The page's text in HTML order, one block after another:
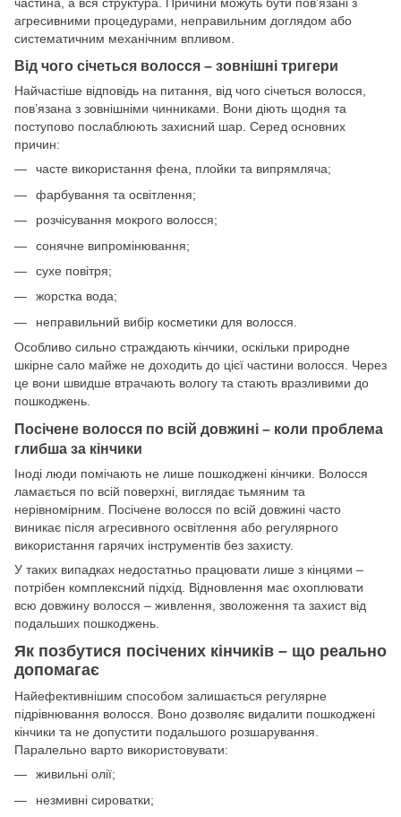
агресивними процедурами, неправильним доглядом або
систематичним механічним впливом.
Від чого січеться волосся – зовнішні тригери
Найчастіше відповідь на питання, від чого січеться волосся,
пов’язана з зовнішніми чинниками. Вони діють щодня та
поступово послаблюють захисний шар. Серед основних
причин:
часте використання фена, плойки та випрямляча;
фарбування та освітлення;
розчісування мокрого волосся;
сонячне випромінювання;
сухе повітря;
жорстка вода;
неправильний вибір косметики для волосся.
Особливо сильно страждають кінчики, оскільки природне
шкірне сало майже не доходить до цієї частини волосся. Через
це вони швидше втрачають вологу та стають вразливими до
пошкоджень.
Посічене волосся по всій довжині – коли проблема
глибша за кінчики
Іноді люди помічають не лише пошкоджені кінчики. Волосся
ламається по всій поверхні, виглядає тьмяним та
нерівномірним. Посічене волосся по всій довжині часто
виникає після агресивного освітлення або регулярного
використання гарячих інструментів без захисту.
У таких випадках недостатньо працювати лише з кінцями –
потрібен комплексний підхід. Відновлення має охоплювати
всю довжину волосся – живлення, зволоження та захист від
подальших пошкоджень.
Як позбутися посічених кінчиків – що реально
допомагає
Найефективнішим способом залишається регулярне
підрівнювання волосся. Воно дозволяє видалити пошкоджені
кінчики та не допустити подальшого розшарування.
Паралельно варто використовувати:
живильні олії;
незмивні сироватки;